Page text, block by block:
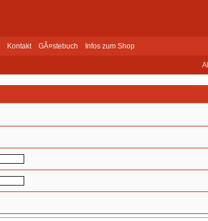
Kontakt GÃ¤stebuch Infos zum Shop